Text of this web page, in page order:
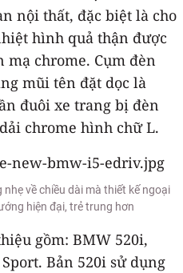
nội thất, đặc biệt là cho
hình quả thận được
chrome. Cụm đèn
mũi tên đặt dọc là
đuôi xe trang bị đèn
chrome hình chữ L.
về chiều dài mà thiết kế ngoại
hiện đại, trẻ trung hơn
gồm: BMW 520i,
Bản 520i sử dụng